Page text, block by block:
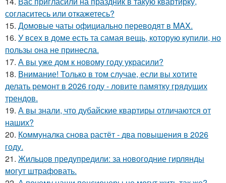
согласитесь или откажетесь?
15. Домовые чаты официально переводят в MAX.
16. У всех в доме есть та самая вещь, которую купили, но
пользы она не принесла.
17. А вы уже дом к новому году украсили?
18. Внимание! Только в том случае, если вы хотите
делать ремонт в 2026 году - ловите памятку грядущих
трендов.
19. А вы знали, что дубайские квартиры отличаются от
наших?
20. Коммуналка снова растёт - два повышения в 2026
году.
21. Жильцов предупредили: за новогодние гирлянды
могут штрафовать.